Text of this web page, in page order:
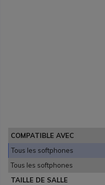
COMPATIBLE AVEC
Tous les softphones
Tous les softphones
TAILLE DE SALLE